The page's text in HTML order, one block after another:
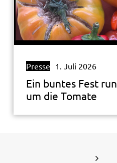
Presse 1. Juli 2026
Ein buntes Fest
um die Tomate